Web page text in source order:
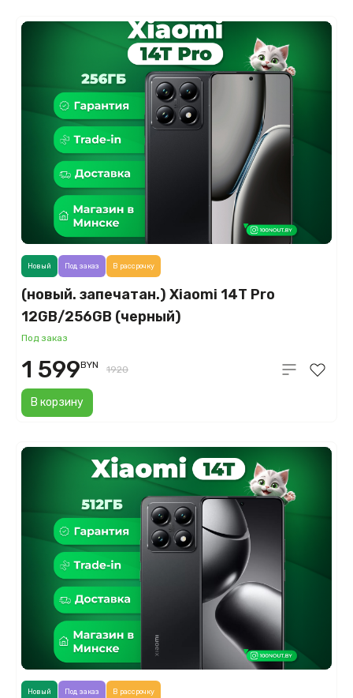
(новый. запечатан.) Xiaomi 14T Pro
12GB/256GB (черный)
Под заказ
В корзину
Новый Под заказ В рассрочку
1 599BYN 1920
Новый Под заказ В рассрочку